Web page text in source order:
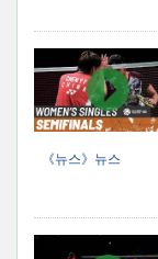
《뉴스》뉴스